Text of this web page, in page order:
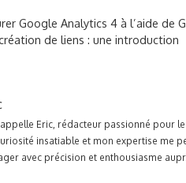
Google Analytics 4 à l’aide de
de liens : une introduction
Eric, rédacteur passionné pour
insatiable et mon expertise me
avec précision et enthousiasme